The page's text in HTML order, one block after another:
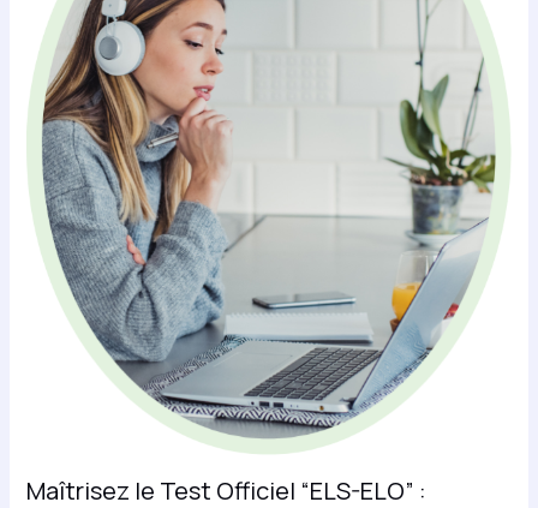
Maîtrisez le Test Officiel “ELS-ELO” :